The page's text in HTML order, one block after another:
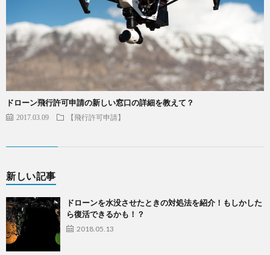
ドローン飛行許可申請の新しい窓口の詳細を教えて？
2017.03.09 【飛行許可申請】
新しい記事
ドローンを水没させたときの対処法を紹介！もしかした
ら復活できるかも！？
2018.05.13